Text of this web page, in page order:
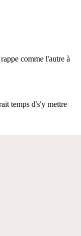
comme l'autre à
temps d's'y mettre